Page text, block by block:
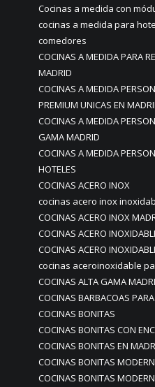
Cocinas a medida con
cocinas a medida para
comedores
COCINAS A MEDIDA PARA
MADRID
COCINAS A MEDIDA
PREMIUM UNICAS EN
COCINAS A MEDIDA
GAMA MADRID
COCINAS A MEDIDA
HOTELES
COCINAS ACERO INOX
cocinas acero inox
COCINAS ACERO INOX
COCINAS ACERO
COCINAS ACERO
cocinas aceroinoxidable
COCINAS ALTA GAMA
COCINAS BARBACOAS
COCINAS BONITAS
COCINAS BONITAS CON
COCINAS BONITAS EN
COCINAS BONITAS
COCINAS BONITAS